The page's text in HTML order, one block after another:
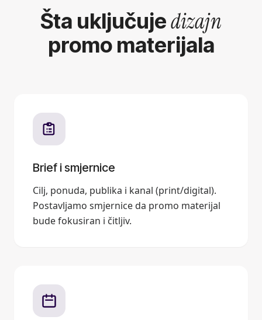
Šta uključujedizajn
promo materijala
Brief i smjernice
Cilj, ponuda, publika i kanal (print/digital).
Postavljamo smjernice da promo materijal
bude fokusiran i čitljiv.